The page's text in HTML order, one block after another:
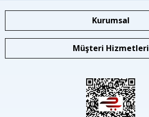
Kurumsal
Müşteri Hizmetleri